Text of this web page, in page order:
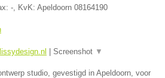
- , KvK: Apeldoorn 08164190
Screenshot ▼
studio, gevestigd in Apeldoorn, voor